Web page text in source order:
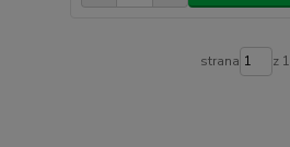
strana z 1